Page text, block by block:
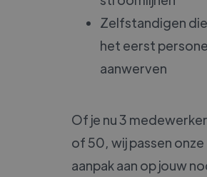
Zelfstandigen
het eerst
aanwerven
Of je nu 3
of 50, wij passen onze
aanpak aan op jouw